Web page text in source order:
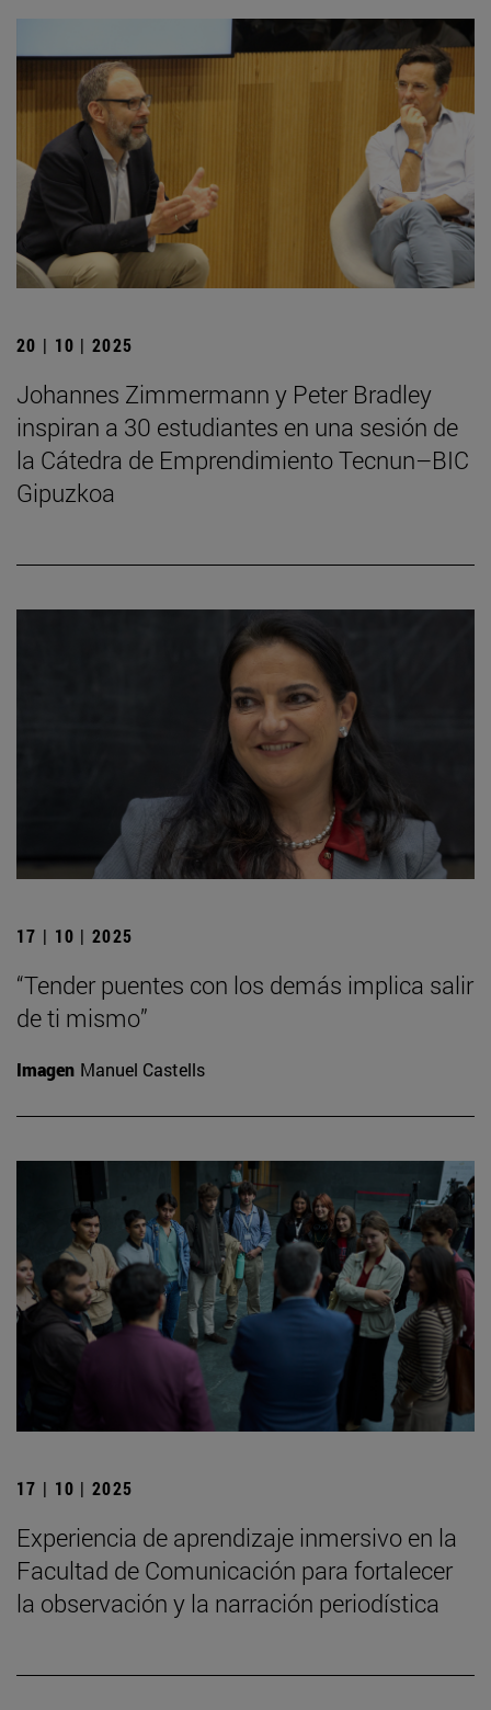
20 | 10 | 2025
Johannes Zimmermann y Peter Bradley
inspiran a 30 estudiantes en una sesión de
la Cátedra de Emprendimiento Tecnun–BIC
Gipuzkoa
17 | 10 | 2025
“Tender puentes con los demás implica salir
de ti mismo”
Imagen Manuel Castells
17 | 10 | 2025
Experiencia de aprendizaje inmersivo en la
Facultad de Comunicación para fortalecer
la observación y la narración periodística